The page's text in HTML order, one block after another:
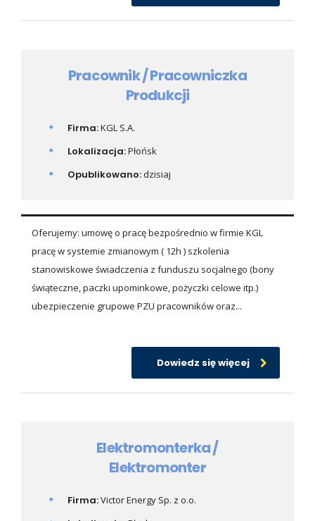
Pracownik / Pracowniczka
Produkcji
Firma:KGL S.A.
Lokalizacja:Płońsk
Opublikowano:dzisiaj
Oferujemy: umowę o pracę bezpośrednio w firmie KGL
pracę w systemie zmianowym ( 12h ) szkolenia
stanowiskowe świadczenia z funduszu socjalnego (bony
świąteczne, paczki upominkowe, pożyczki celowe itp.)
ubezpieczenie grupowe PZU pracowników oraz...
Dowiedz się więcej
Elektromonterka /
Elektromonter
Firma:Victor Energy Sp. z o.o.